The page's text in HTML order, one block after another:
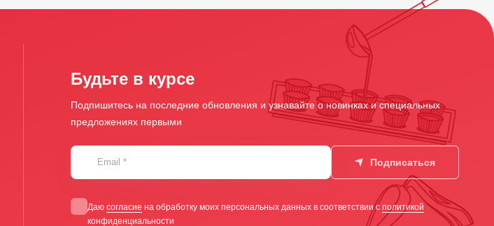
Будьте в курсе
Подпишитесь на последние обновления и узнавайте о новинках и специальных
предложениях первыми
Email * Подписаться
Даю согласие на обработку моих персональных данных в соответствии с политикой
конфиденциальности